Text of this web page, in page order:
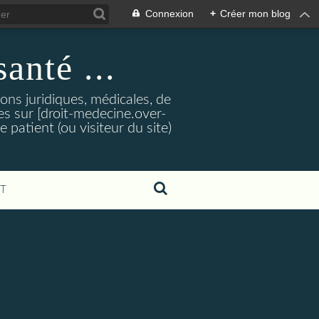
Connexion + Créer mon blog
...
juridiques, médicales, de
sur [droit-medecine.over-
patient (ou visiteur du site)